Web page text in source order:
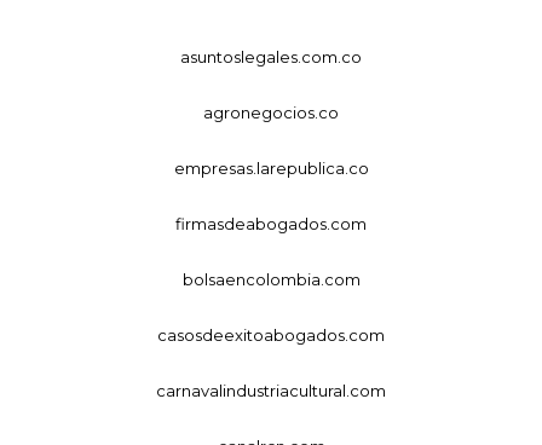
asuntoslegales.com.co
agronegocios.co
empresas.larepublica.co
firmasdeabogados.com
bolsaencolombia.com
casosdeexitoabogados.com
carnavalindustriacultural.com